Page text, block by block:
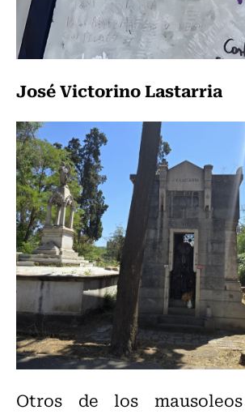
José Victorino Lastarria
Otros de los